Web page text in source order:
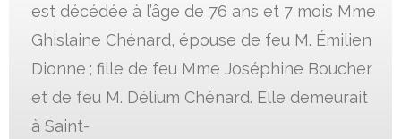
est décédée à l’âge de 76 ans et 7 mois Mme
Ghislaine Chénard, épouse de feu M. Émilien
Dionne ; fille de feu Mme Joséphine Boucher
et de feu M. Délium Chénard. Elle demeurait
à Saint-